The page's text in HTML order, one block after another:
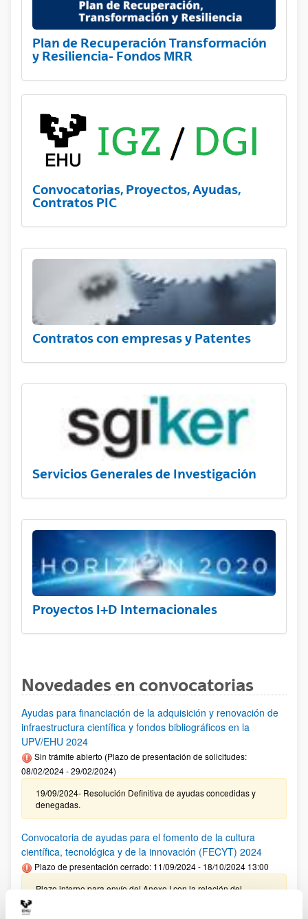
Plan de Recuperación Transformación
y Resiliencia- Fondos MRR
Convocatorias, Proyectos, Ayudas,
Contratos PIC
Contratos con empresas y Patentes
Servicios Generales de Investigación
Proyectos I+D Internacionales
Novedades en convocatorias
Ayudas para financiación de la adquisición y renovación de
infraestructura científica y fondos bibliográficos en la
UPV/EHU 2024
Sin trámite abierto (Plazo de presentación de solicitudes:
08/02/2024 - 29/02/2024)
19/09/2024- Resolución Definitiva de ayudas concedidas y
denegadas.
Convocatoria de ayudas para el fomento de la cultura
científica, tecnológica y de la innovación (FECYT) 2024
Plazo de presentación cerrado: 11/09/2024 - 18/10/2024 13:00
Plazo interno para envío del Anexo I con la relación del